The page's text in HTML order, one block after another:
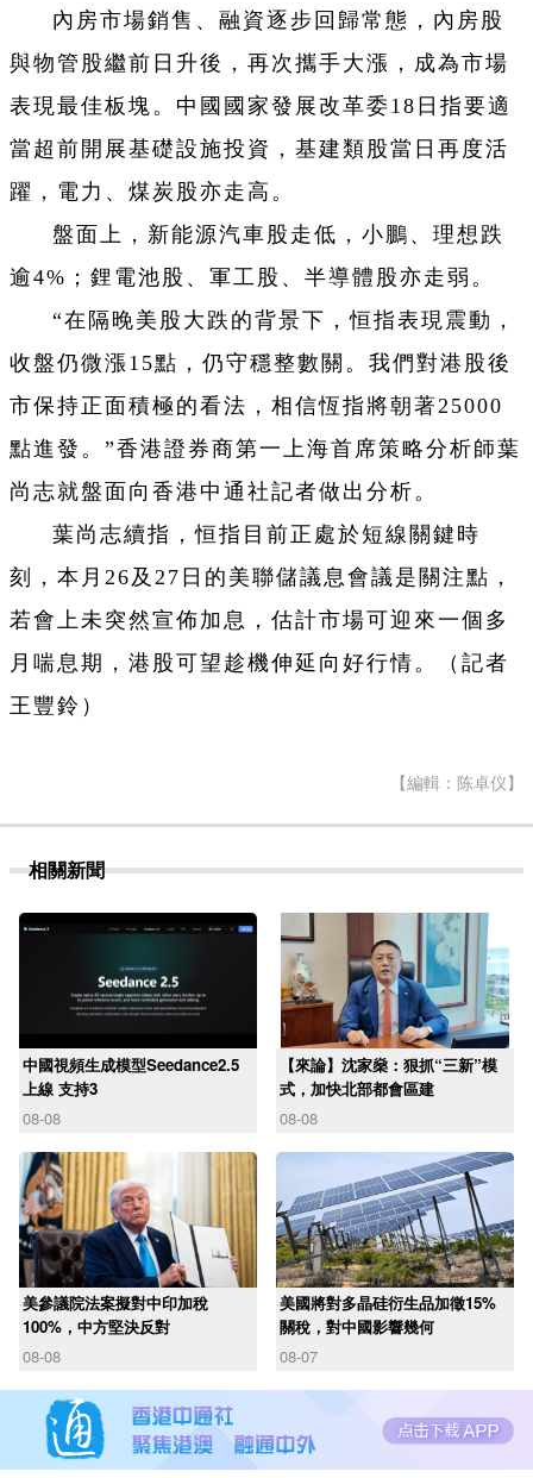
內房市場銷售、融資逐步回歸常態，內房股
與物管股繼前日升後，再次攜手大漲，成為市場
表現最佳板塊。中國國家發展改革委18日指要適
當超前開展基礎設施投資，基建類股當日再度活
躍，電力、煤炭股亦走高。
盤面上，新能源汽車股走低，小鵬、理想跌
逾4%；鋰電池股、軍工股、半導體股亦走弱。
“在隔晚美股大跌的背景下，恒指表現震動，
收盤仍微漲15點，仍守穩整數關。我們對港股後
市保持正面積極的看法，相信恆指將朝著25000
點進發。”香港證券商第一上海首席策略分析師葉
尚志就盤面向香港中通社記者做出分析。
葉尚志續指，恒指目前正處於短線關鍵時
刻，本月26及27日的美聯儲議息會議是關注點，
若會上未突然宣佈加息，估計市場可迎來一個多
月喘息期，港股可望趁機伸延向好行情。（記者
王豐鈴）
【編輯：陈卓仪】
相關新聞
中國視頻生成模型Seedance2.5
上線 支持3
08-08
【來論】沈家燊：狠抓“三新”模
式，加快北部都會區建
08-08
美參議院法案擬對中印加稅
100%，中方堅決反對
08-08
美國將對多晶硅衍生品加徵15%
關稅，對中國影響幾何
08-07